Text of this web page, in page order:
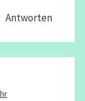
Antworten